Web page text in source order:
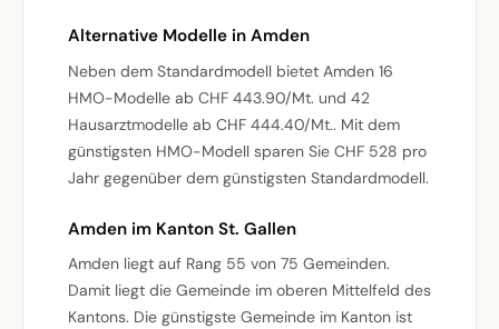
Alternative Modelle in Amden
Neben dem Standardmodell bietet Amden 16
HMO-Modelle ab CHF 443.90/Mt. und 42
Hausarztmodelle ab CHF 444.40/Mt.. Mit dem
günstigsten HMO-Modell sparen Sie CHF 528 pro
Jahr gegenüber dem günstigsten Standardmodell.
Amden im Kanton St. Gallen
Amden liegt auf Rang 55 von 75 Gemeinden.
Damit liegt die Gemeinde im oberen Mittelfeld des
Kantons. Die günstigste Gemeinde im Kanton ist